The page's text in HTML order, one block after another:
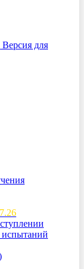
Версия для
испытаний